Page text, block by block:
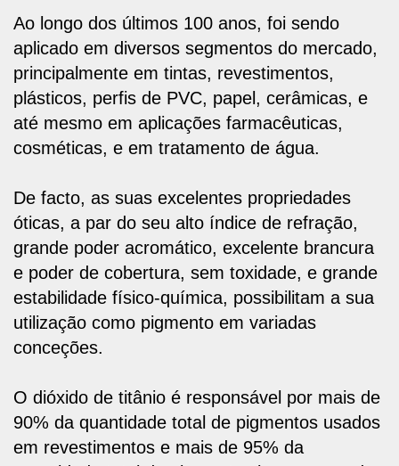
Ao longo dos últimos 100 anos, foi sendo
aplicado em diversos segmentos do mercado,
principalmente em tintas, revestimentos,
plásticos, perfis de PVC, papel, cerâmicas, e
até mesmo em aplicações farmacêuticas,
cosméticas, e em tratamento de água.
De facto, as suas excelentes propriedades
óticas, a par do seu alto índice de refração,
grande poder acromático, excelente brancura
e poder de cobertura, sem toxidade, e grande
estabilidade físico-química, possibilitam a sua
utilização como pigmento em variadas
conceções.
O dióxido de titânio é responsável por mais de
90% da quantidade total de pigmentos usados
em revestimentos e mais de 95% da